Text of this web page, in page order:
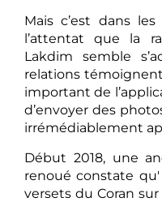
Mais c’est dans
l’attentat que la
Lakdim semble
relations
important de
d’envoyer des
irrémédiablement
Début 2018, une
renoué constate
versets du Coran